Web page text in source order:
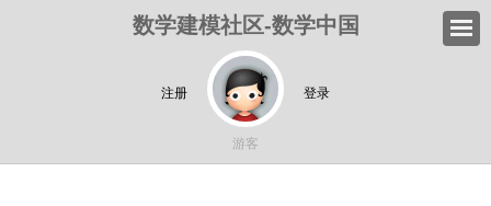
数学建模社区-数学中国
注册 登录
游客